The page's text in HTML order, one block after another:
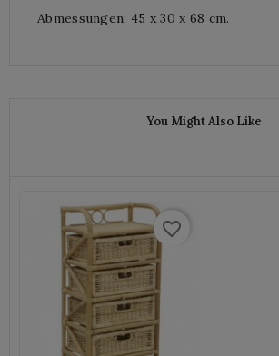
Abmessungen: 45 x 30 x 68 cm.
You Might Also Like
favorite_border